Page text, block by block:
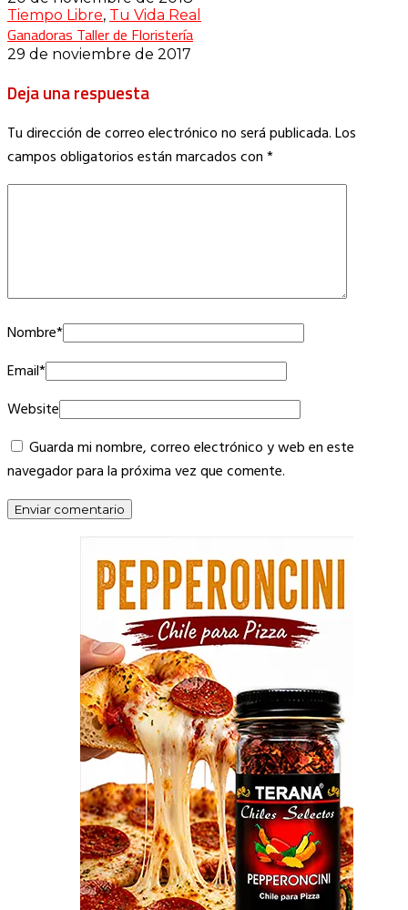
Tiempo Libre, Tu Vida Real
Ganadoras Taller de Floristería
29 de noviembre de 2017
Deja una respuesta
Tu dirección de correo electrónico no será publicada.Los
campos obligatorios están marcados con*
Nombre*
Email*
Website
Guarda mi nombre, correo electrónico y web en este
navegador para la próxima vez que comente.